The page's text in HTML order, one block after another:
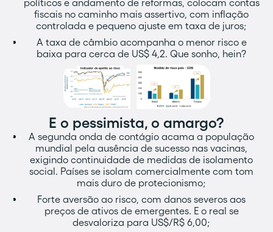
políticos e andamento de reformas, colocam contas
fiscais no caminho mais assertivo, com inflação
controlada e pequeno ajuste em taxa de juros;
A taxa de câmbio acompanha o menor risco e
baixa para cerca de US$ 4,2. Que sonho, hein?
E o pessimista, o amargo?
A segunda onda de contágio acama a população
mundial pela ausência de sucesso nas vacinas,
exigindo continuidade de medidas de isolamento
social. Países se isolam comercialmente com tom
mais duro de protecionismo;
Forte aversão ao risco, com danos severos aos
preços de ativos de emergentes. E o real se
desvaloriza para US$/R$ 6,00;